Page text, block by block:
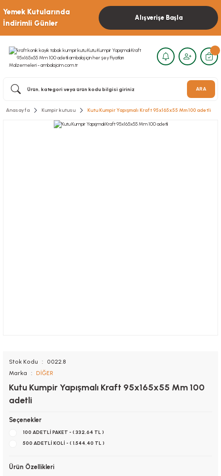
Yemek Kutularında
İndirimli Günler
Alışverişe Başla
ARA
Anasayfa Kumpir kutusu Kutu Kumpir Yapışmalı Kraft 95x165x55 Mm 100 adetli
Stok Kodu
0022.8
Marka
DİĞER
Kutu Kumpir Yapışmalı Kraft 95x165x55 Mm 100
adetli
Seçenekler
100 ADETLİ PAKET - ( 332,64 TL )
500 ADETLİ KOLİ - ( 1.544,40 TL )
Ürün Özellikleri